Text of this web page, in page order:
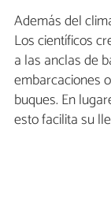
Además del
Los científicos
a las anclas de
embarcaciones
buques. En
esto facilita su